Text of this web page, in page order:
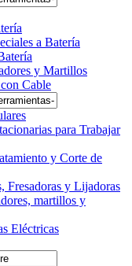
a Batería
y Martillos
Cable
para Trabajar
y Corte de
Fresadoras y Lijadoras
martillos y
Eléctricas